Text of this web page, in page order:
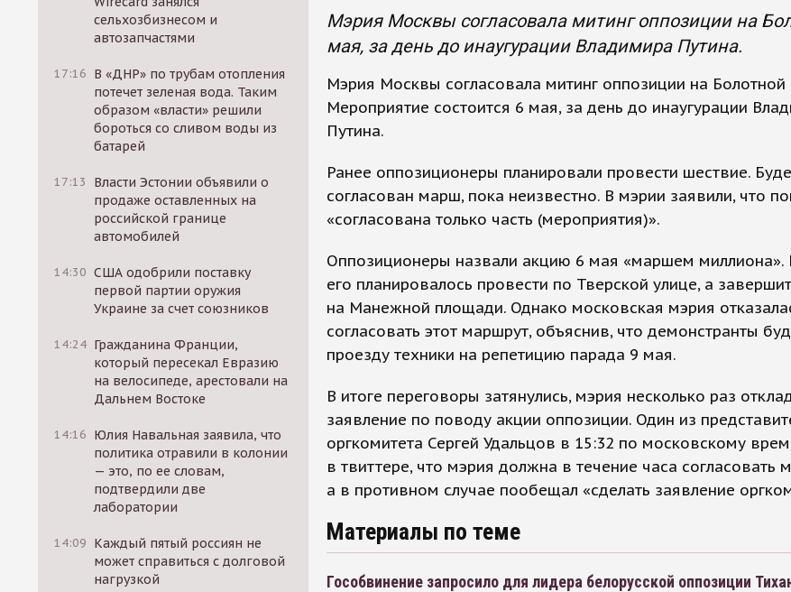
сельхозбизнесом и
автозапчастями
17:16 В «ДНР» по трубам отопления
потечет зеленая вода. Таким
образом «власти» решили
бороться со сливом воды из
батарей
17:13
Власти Эстонии объявили о
продаже оставленных на
российской границе
автомобилей
14:30 США одобрили поставку
первой партии оружия
Украине за счет союзников
14:24 Гражданина Франции,
который пересекал Евразию
на велосипеде, арестовали на
Дальнем Востоке
14:16 Юлия Навальная заявила, что
политика отравили в колонии
— это, по ее словам,
подтвердили две
лаборатории
14:09 Каждый пятый россиян не
может справиться с долговой
нагрузкой
Мэрия Москвы согласовала митинг оппозиции на
мая, за день до инаугурации Владимира Путина.
Мэрия Москвы согласовала митинг оппозиции на
Мероприятие состоится 6 мая, за день до инаугурации
Путина.
Ранее оппозиционеры планировали провести шествие.
согласован марш, пока неизвестно. В мэрии заявили, что
«согласована только часть (мероприятия)».
Оппозиционеры назвали акцию 6 мая «маршем миллиона».
его планировалось провести по Тверской улице, а
на Манежной площади. Однако московская мэрия
согласовать этот маршрут, объяснив, что демонстранты
проезду техники на репетицию парада 9 мая.
В итоге переговоры затянулись, мэрия несколько раз
заявление по поводу акции оппозиции. Один из
оргкомитета Сергей Удальцов в 15:32 по московскому
в твиттере, что мэрия должна в течение часа согласовать
а в противном случае пообещал «сделать заявление
Материалы по теме
Гособвинение запросило для лидера белорусской оппозиции